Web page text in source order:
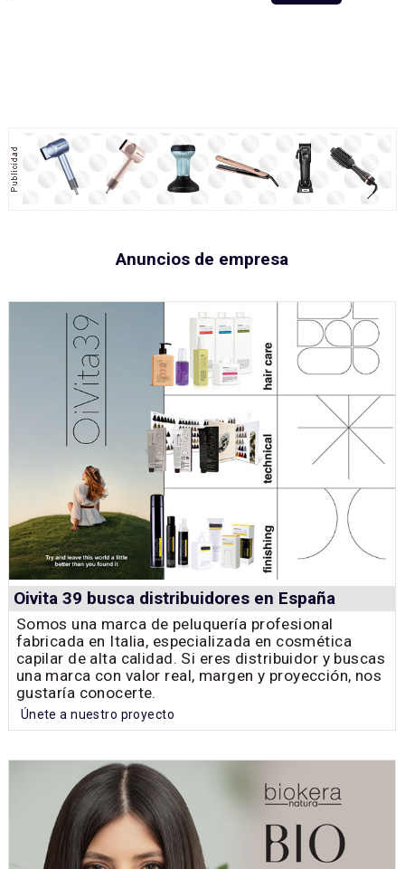
Anuncios de empresa
Oivita 39 busca distribuidores en España
Somos una marca de peluquería profesional
fabricada en Italia, especializada en cosmética
capilar de alta calidad. Si eres distribuidor y buscas
una marca con valor real, margen y proyección, nos
gustaría conocerte.
Únete a nuestro proyecto